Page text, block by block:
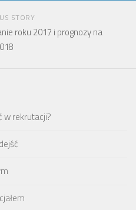
STORY
roku 2017 i prognozy na
w rekrutacji?